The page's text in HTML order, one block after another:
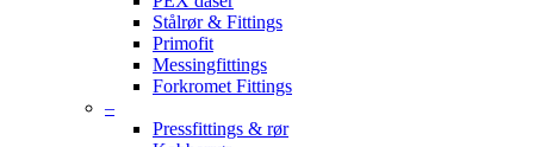
Stålrør & Fittings
Primofit
Messingfittings
Forkromet Fittings
–
Pressfittings & rør